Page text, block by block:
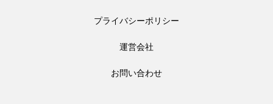
プライバシーポリシー
運営会社
お問い合わせ